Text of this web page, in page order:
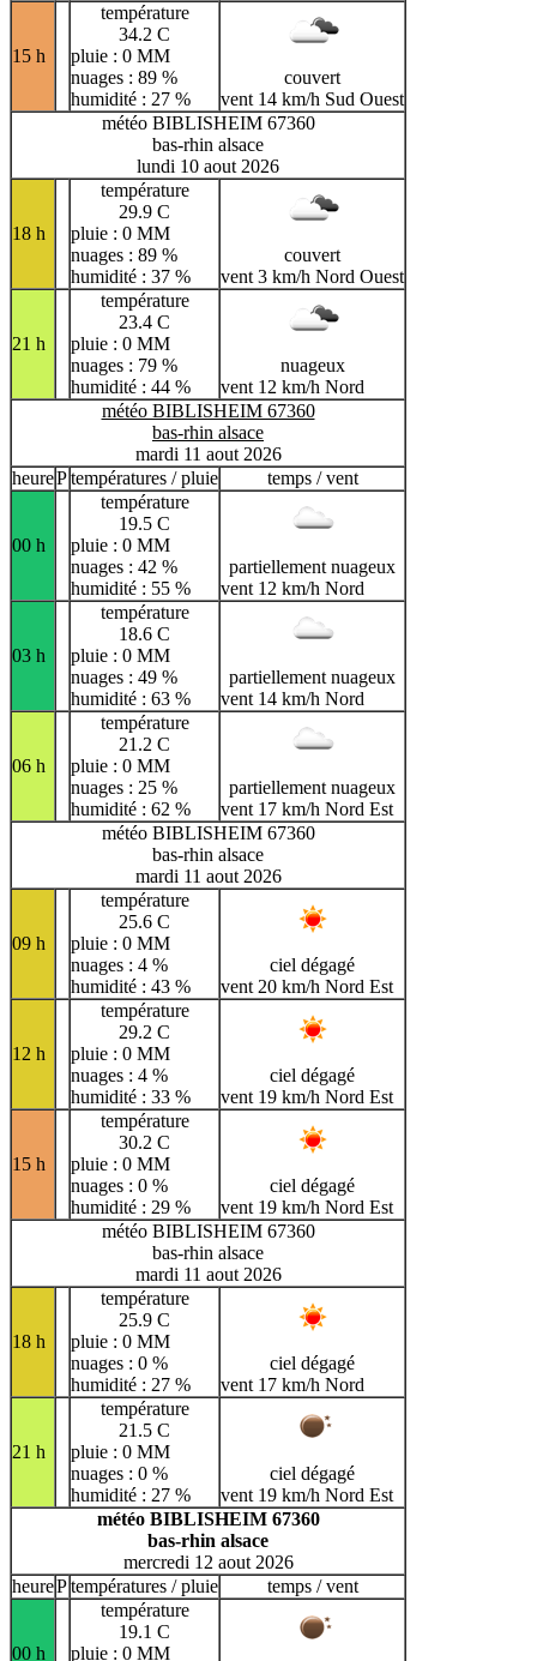
15 h
température
34.2 C
pluie : 0 MM
nuages : 89 %
humidité : 27 %
couvert
vent 14 km/h Sud Ouest
météo BIBLISHEIM 67360
bas-rhin alsace
lundi 10 aout 2026
18 h
température
29.9 C
pluie : 0 MM
nuages : 89 %
humidité : 37 %
couvert
vent 3 km/h Nord Ouest
21 h
température
23.4 C
pluie : 0 MM
nuages : 79 %
humidité : 44 %
nuageux
vent 12 km/h Nord
météo BIBLISHEIM 67360
bas-rhin alsace
mardi 11 aout 2026
heurePtempératures / pluie temps / vent
00 h
température
19.5 C
pluie : 0 MM
nuages : 42 %
humidité : 55 %
partiellement nuageux
vent 12 km/h Nord
03 h
température
18.6 C
pluie : 0 MM
nuages : 49 %
humidité : 63 %
partiellement nuageux
vent 14 km/h Nord
06 h
température
21.2 C
pluie : 0 MM
nuages : 25 %
humidité : 62 %
partiellement nuageux
vent 17 km/h Nord Est
météo BIBLISHEIM 67360
bas-rhin alsace
mardi 11 aout 2026
09 h
température
25.6 C
pluie : 0 MM
nuages : 4 %
humidité : 43 %
ciel dégagé
vent 20 km/h Nord Est
12 h
température
29.2 C
pluie : 0 MM
nuages : 4 %
humidité : 33 %
ciel dégagé
vent 19 km/h Nord Est
15 h
température
30.2 C
pluie : 0 MM
nuages : 0 %
humidité : 29 %
ciel dégagé
vent 19 km/h Nord Est
météo BIBLISHEIM 67360
bas-rhin alsace
mardi 11 aout 2026
18 h
température
25.9 C
pluie : 0 MM
nuages : 0 %
humidité : 27 %
ciel dégagé
vent 17 km/h Nord
21 h
température
21.5 C
pluie : 0 MM
nuages : 0 %
humidité : 27 %
ciel dégagé
vent 19 km/h Nord Est
météo BIBLISHEIM 67360
bas-rhin alsace
mercredi 12 aout 2026
heurePtempératures / pluie temps / vent
00 h
température
19.1 C
pluie : 0 MM